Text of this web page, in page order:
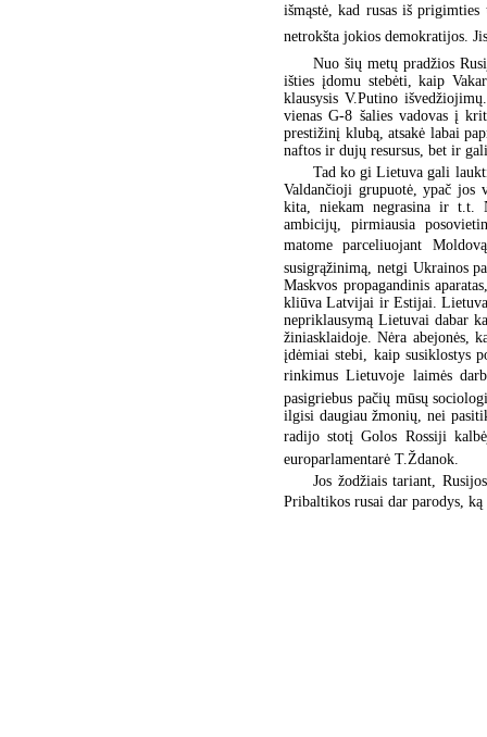
išmąstė, kad rusas iš prigimties
netrokšta jokios demokratijos.
Nuo šių metų pradžios
išties įdomu stebėti, kaip
klausysis V.Putino
vienas G-8 šalies vadovas į
prestižinį klubą, atsakė labai
naftos ir dujų resursus, bet ir
Tad ko gi Lietuva gali
Valdančioji grupuotė, ypač jos
kita, niekam negrasina ir t.t.
ambicijų, pirmiausia
matome parceliuojant
susigrąžinimą, netgi Ukrainos
Maskvos propagandinis
kliūva Latvijai ir Estijai.
nepriklausymą Lietuvai dabar
žiniasklaidoje. Nėra abejonės,
įdėmiai stebi, kaip susiklostys
rinkimus Lietuvoje laimės
pasigriebus pačių mūsų
ilgisi daugiau žmonių, nei
radijo stotį Golos Rossiji
europarlamentarė T.Ždanok.
Jos žodžiais tariant,
Pribaltikos rusai dar parodys,